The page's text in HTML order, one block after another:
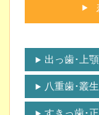
出っ歯･上
八重歯･叢